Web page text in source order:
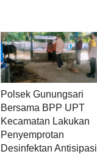
Polsek Gunungsari
Bersama BPP UPT
Kecamatan Lakukan
Penyemprotan
Desinfektan Antisipasi